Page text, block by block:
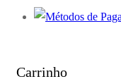
Carrinho